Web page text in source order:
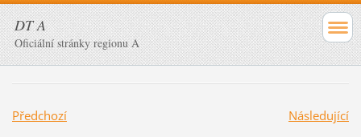
DT A
Oficiální stránky regionu A
Předchozí
Následující